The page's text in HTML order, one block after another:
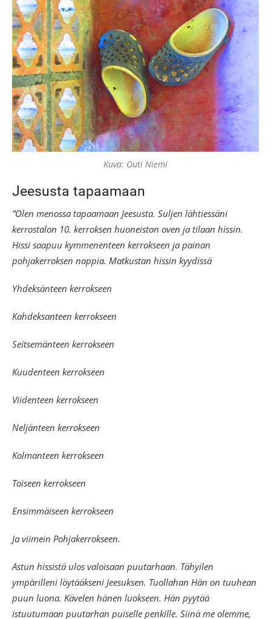
Kuva: Outi Niemi
Jeesusta tapaamaan
”Olen menossa tapaamaan Jeesusta. Suljen lähtiessäni
kerrostalon 10. kerroksen huoneiston oven ja tilaan hissin.
Hissi saapuu kymmenenteen kerrokseen ja painan
pohjakerroksen nappia. Matkustan hissin kyydissä
Yhdeksänteen kerrokseen
Kahdeksanteen kerrokseen
Seitsemänteen kerrokseen
Kuudenteen kerrokseen
Viidenteen kerrokseen
Neljänteen kerrokseen
Kolmanteen kerrokseen
Toiseen kerrokseen
Ensimmäiseen kerrokseen
Ja viimein Pohjakerrokseen.
Astun hissistä ulos valoisaan puutarhaan. Tähyilen
ympärilleni löytääkseni Jeesuksen. Tuollahan Hän on tuuhean
puun luona. Kävelen hänen luokseen. Hän pyytää
istuutumaan puutarhan puiselle penkille. Siinä me olemme,